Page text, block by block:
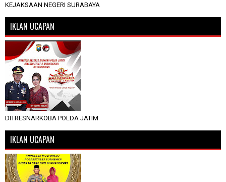
KEJAKSAAN NEGERI SURABAYA
IKLAN UCAPAN
DITRESNARKOBA POLDA JATIM
IKLAN UCAPAN